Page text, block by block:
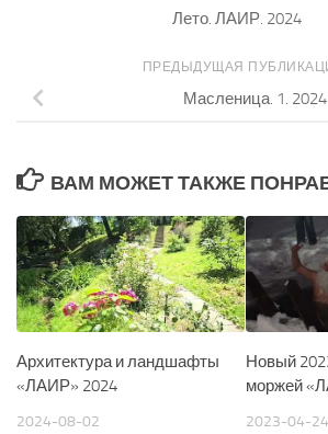
Лето. ЛАИР. 2024
ПРЕДЫДУЩАЯ
Масленица. 1. 2024
ВАМ МОЖЕТ ТАКЖЕ
Архитектура и ландшафты
«ЛАИР» 2024
2024-08-02
Новый
моржей
2023-04-24